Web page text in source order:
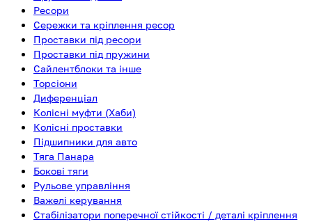
Ресори
Сережки та кріплення ресор
Проставки під ресори
Проставки під пружини
Сайлентблоки та інше
Торсіони
Диференціал
Колісні муфти (Хаби)
Колісні проставки
Підшипники для авто
Тяга Панара
Бокові тяги
Рульове управління
Важелі керування
Стабілізатори поперечної стійкості / деталі кріплення